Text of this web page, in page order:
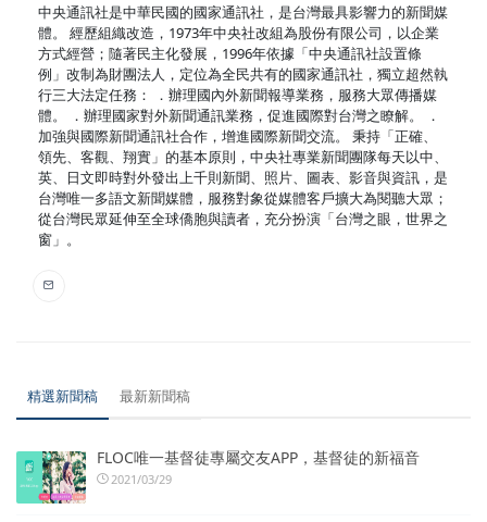
中央通訊社是中華民國的國家通訊社，是台灣最具影響力的新聞媒
體。 經歷組織改造，1973年中央社改組為股份有限公司，以企業
方式經營；隨著民主化發展，1996年依據「中央通訊社設置條
例」改制為財團法人，定位為全民共有的國家通訊社，獨立超然執
行三大法定任務： ．辦理國內外新聞報導業務，服務大眾傳播媒
體。 ．辦理國家對外新聞通訊業務，促進國際對台灣之瞭解。 ．
加強與國際新聞通訊社合作，增進國際新聞交流。 秉持「正確、
領先、客觀、翔實」的基本原則，中央社專業新聞團隊每天以中、
英、日文即時對外發出上千則新聞、照片、圖表、影音與資訊，是
台灣唯一多語文新聞媒體，服務對象從媒體客戶擴大為閱聽大眾；
從台灣民眾延伸至全球僑胞與讀者，充分扮演「台灣之眼，世界之
窗」。
精選新聞稿 最新新聞稿
FLOC唯一基督徒專屬交友APP，基督徒的新福音
2021/03/29